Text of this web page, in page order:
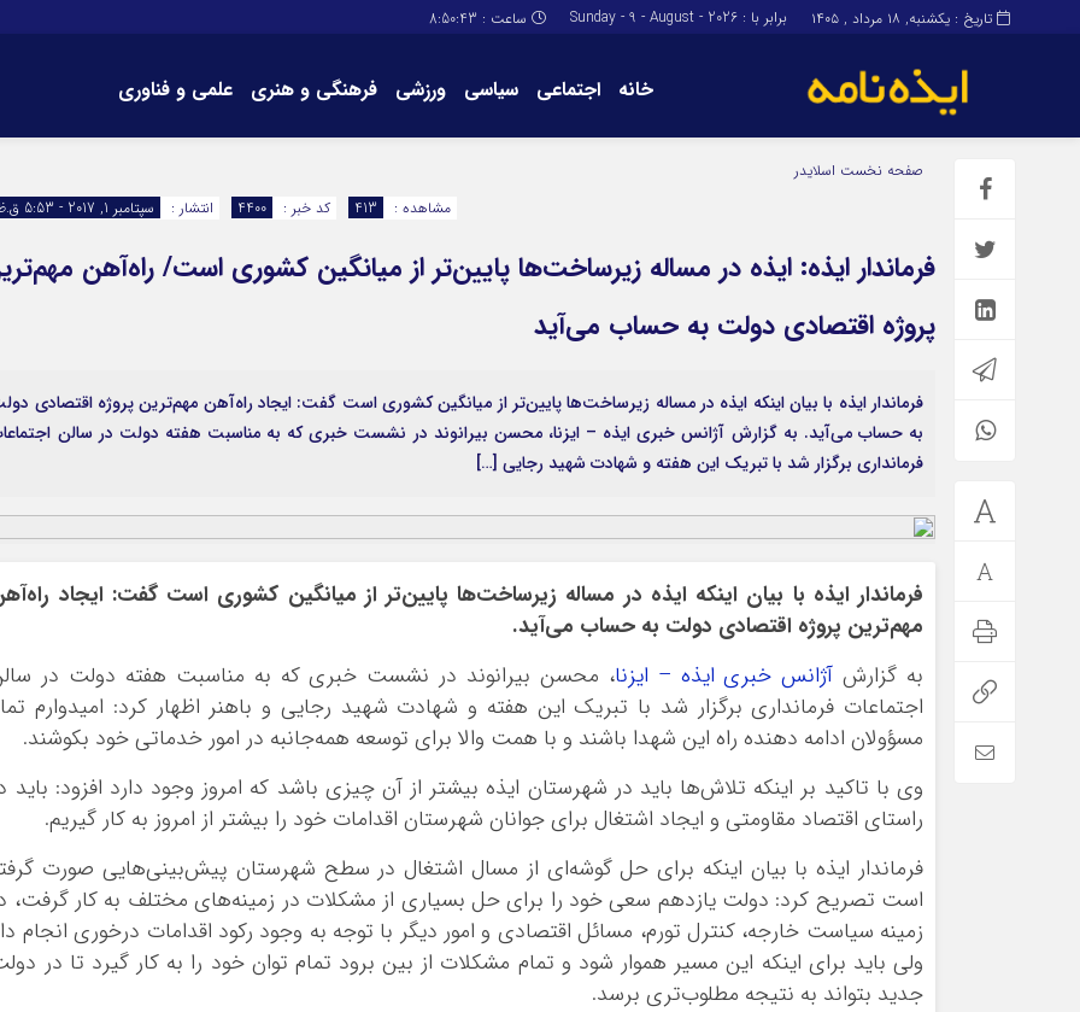
تاریخ : یکشنبه, ۱۸ مرداد , ۱۴۰۵ برابر با : Sunday - 9 - August - 2026 ساعت : 8:50:43
خانه اجتماعی سیاسی ورزشی فرهنگی و هنری علمی و فناوری
برگه نمونهصفحه نخست اسلایدر
انتشار :
سپتامبر 1, 2017 - 5:53 ق.ظ کد خبر : 4400 مشاهده : 413
فرماندار ایذه: ایذه در مساله زیرساخت‌ها پایین‌تر از میانگین کشوری است/ راه‌آهن
پروژه اقتصادی دولت به حساب می‌آید
فرماندار ایذه با بیان اینکه ایذه در مساله زیرساخت‌ها پایین‌تر از میانگین کشوری است گفت: ایجاد راه‌آهن مهم‌ترین پروژه اقتصادی
به حساب می‌آید. به گزارش آژانس خبری ایذه – ایزنا، محسن بیرانوند در نشست خبری که به مناسبت هفته دولت در سالن
فرمانداری برگزار شد با تبریک این هفته و شهادت شهید رجایی […]
فرماندار ایذه با بیان اینکه ایذه در مساله زیرساخت‌ها پایین‌تر از میانگین کشوری است گفت: ایجاد
مهم‌ترین پروژه اقتصادی دولت به حساب می‌آید.
به گزارش آژانس خبری ایذه – ایزنا، محسن بیرانوند در نشست خبری که به مناسبت هفته دولت در
اجتماعات فرمانداری برگزار شد با تبریک این هفته و شهادت شهید رجایی و باهنر اظهار کرد: امیدوارم
مسؤولان ادامه دهنده راه این شهدا باشند و با همت والا برای توسعه همه‌جانبه در امور خدماتی خود بکوشند.
وی با تاکید بر اینکه تلاش‌ها باید در شهرستان ایذه بیشتر از آن چیزی باشد که امروز وجود دارد افزود: باید
راستای اقتصاد مقاومتی و ایجاد اشتغال برای جوانان شهرستان اقدامات خود را بیشتر از امروز به کار گیریم.
فرماندار ایذه با بیان اینکه برای حل گوشه‌ای از مسال اشتغال در سطح شهرستان پیش‌بینی‌هایی صورت
است تصریح کرد: دولت یازدهم سعی خود را برای حل بسیاری از مشکلات در زمینه‌های مختلف به کار گرفت،
زمینه سیاست خارجه، کنترل تورم، مسائل اقتصادی و امور دیگر با توجه به وجود رکود اقدامات درخوری انجام
ولی باید برای اینکه این مسیر هموار شود و تمام مشکلات از بین برود تمام توان خود را به کار گیرد تا در
جدید بتواند به نتیجه مطلوب‌تری برسد.